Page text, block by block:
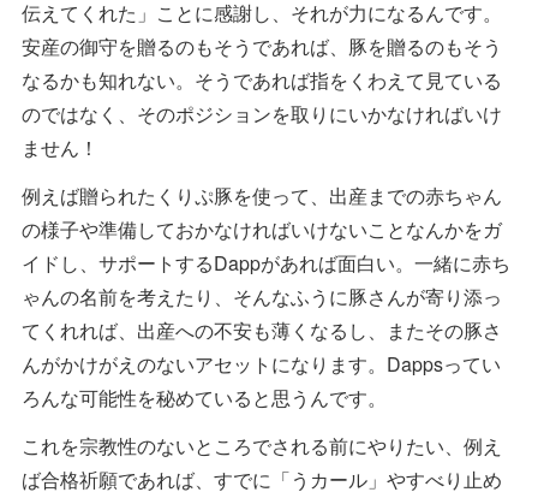
伝えてくれた」ことに感謝し、それが力になるんです。
安産の御守を贈るのもそうであれば、豚を贈るのもそう
なるかも知れない。そうであれば指をくわえて見ている
のではなく、そのポジションを取りにいかなければいけ
ません！
例えば贈られたくりぷ豚を使って、出産までの赤ちゃん
の様子や準備しておかなければいけないことなんかをガ
イドし、サポートするDappがあれば面白い。一緒に赤ち
ゃんの名前を考えたり、そんなふうに豚さんが寄り添っ
てくれれば、出産への不安も薄くなるし、またその豚さ
んがかけがえのないアセットになります。Dappsってい
ろんな可能性を秘めていると思うんです。
これを宗教性のないところでされる前にやりたい、例え
ば合格祈願であれば、すでに「うカール」やすべり止め